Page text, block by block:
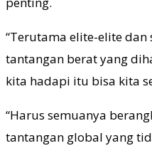
“Terutama elite-elite
tantangan berat yang
kita hadapi itu bisa kita
“Harus semuanya
tantangan global yang